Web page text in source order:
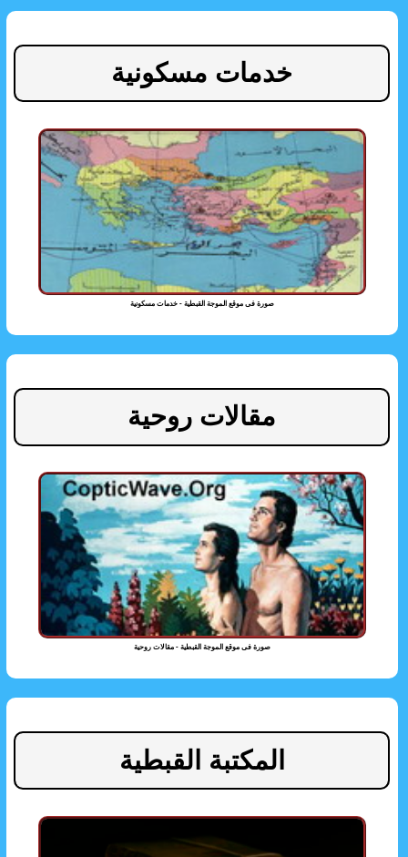
خدمات مسكونية
صورة فى موقع الموجة القبطية - خدمات مسكونية
مقالات روحية
صورة فى موقع الموجة القبطية - مقالات روحية
المكتبة القبطية